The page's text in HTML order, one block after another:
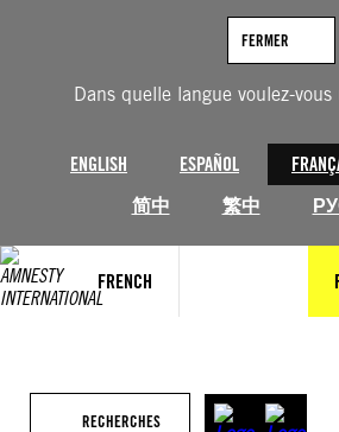
Dans quelle langue voulez-
ENGLISH ESPAÑOL
简中
繁中
FERMER
FRENCH
RECHERCHES